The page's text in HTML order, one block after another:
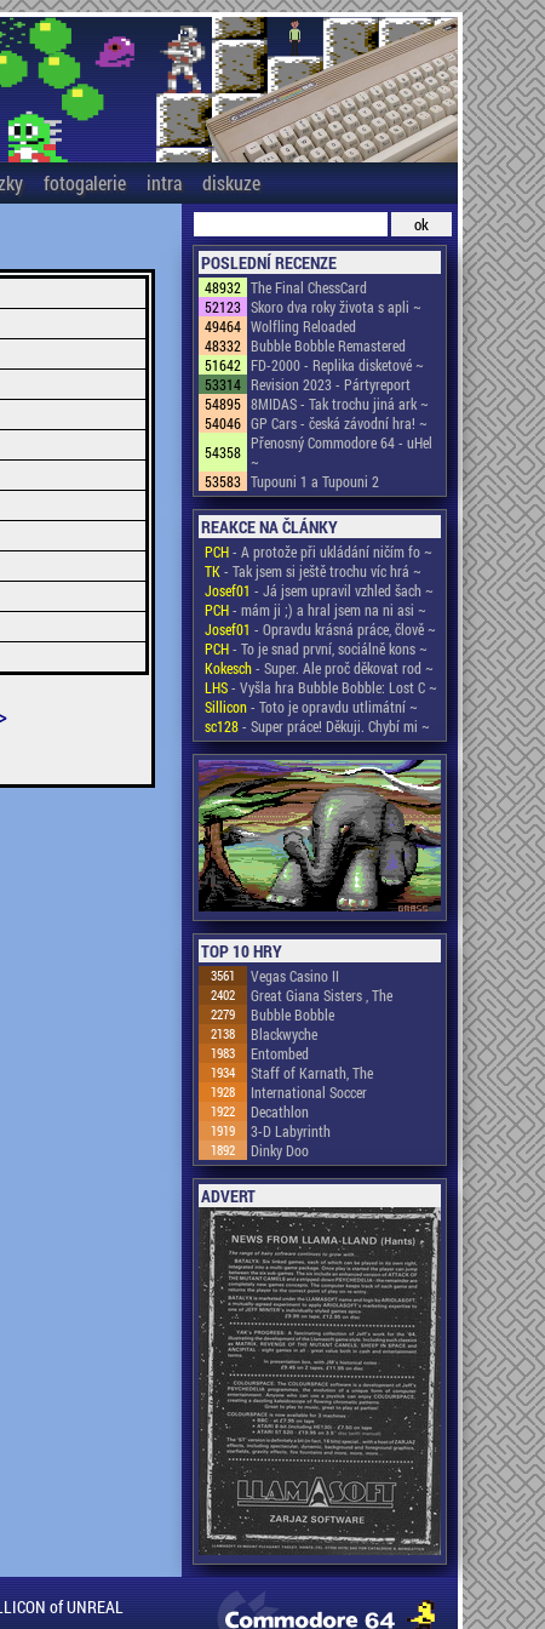
fotogalerie intra diskuze
POSLEDNÍ RECENZE
48932 The Final ChessCard
52123 Skoro dva roky života s apli ~
49464 Wolfling Reloaded
48332 Bubble Bobble Remastered
51642 FD-2000 - Replika disketové ~
53314 Revision 2023 - Pártyreport
54895 8MIDAS - Tak trochu jiná ark ~
54046 GP Cars - česká závodní hra! ~
54358 Přenosný Commodore 64 - uHel
~
53583 Tupouni 1 a Tupouni 2
REAKCE NA ČLÁNKY
PCH- A protože při ukládání ničím fo ~
TK- Tak jsem si ještě trochu víc hrá ~
Josef01 - Já jsem upravil vzhled šach ~
PCH- mám ji ;) a hral jsem na ni asi ~
Josef01 - Opravdu krásná práce, člově ~
PCH- To je snad první, sociálně kons ~
Kokesch- Super. Ale proč děkovat rod ~
LHS- Vyšla hra Bubble Bobble: Lost C ~
Sillicon- Toto je opravdu utlimátní ~
sc128- Super práce! Děkuji. Chybí mi ~
TOP 10 HRY
3561 Vegas Casino II
2402 Great Giana Sisters , The
2279 Bubble Bobble
2138 Blackwyche
1983 Entombed
1934 Staff of Karnath, The
1928 International Soccer
1922 Decathlon
1919 3-D Labyrinth
1892 Dinky Doo
ADVERT
of UNREAL